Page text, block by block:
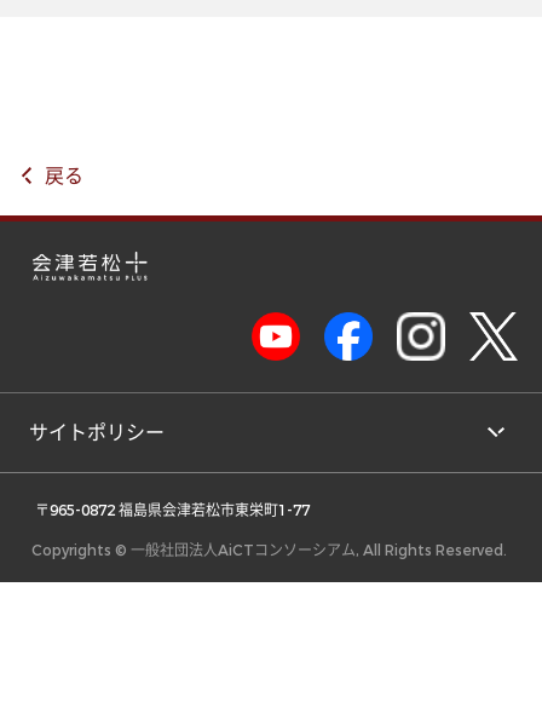
戻る
サイトポリシー
〒965-0872 福島県会津若松市東栄町1-77
Copyrights © 一般社団法人AiCTコンソーシアム, All Rights Reserved.